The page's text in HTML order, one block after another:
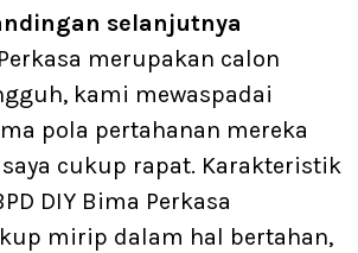
selanjutnya
merupakan calon
kami mewaspadai
pola pertahanan mereka
cukup rapat. Karakteristik
DIY Bima Perkasa
mirip dalam hal bertahan,